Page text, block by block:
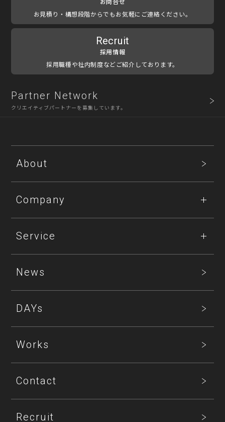
お見積り・構想段階からでもお気軽にご連絡ください。
Recruit
採用情報
採用職種や社内制度などご紹介しております。
Partner Network
クリエイティブパートナーを募集しています。
About
Company
Service
News
DAYs
Works
Contact
Recruit